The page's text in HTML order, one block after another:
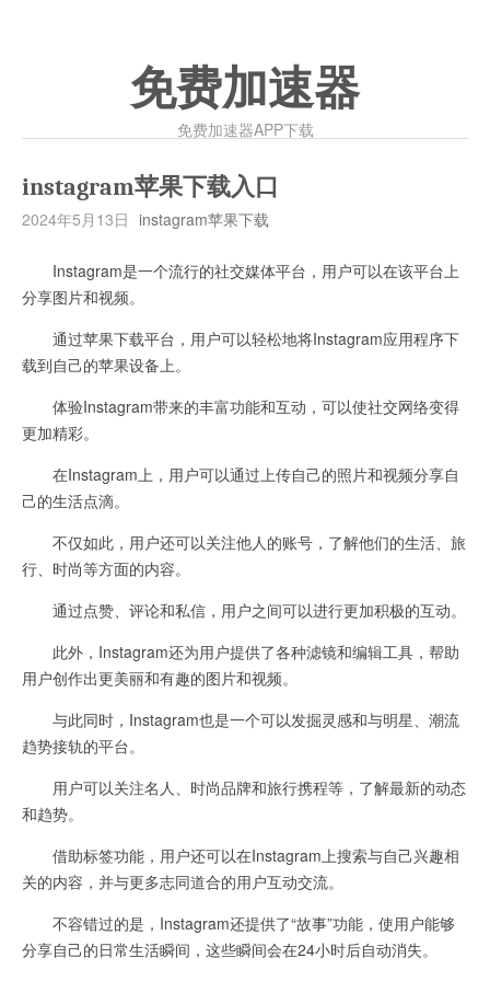
免费加速器
免费加速器APP下载
instagram苹果下载入口
2024年5月13日 instagram苹果下载
Instagram是一个流行的社交媒体平台，用户可以在该平台上
分享图片和视频。
通过苹果下载平台，用户可以轻松地将Instagram应用程序下
载到自己的苹果设备上。
体验Instagram带来的丰富功能和互动，可以使社交网络变得
更加精彩。
在Instagram上，用户可以通过上传自己的照片和视频分享自
己的生活点滴。
不仅如此，用户还可以关注他人的账号，了解他们的生活、旅
行、时尚等方面的内容。
通过点赞、评论和私信，用户之间可以进行更加积极的互动。
此外，Instagram还为用户提供了各种滤镜和编辑工具，帮助
用户创作出更美丽和有趣的图片和视频。
与此同时，Instagram也是一个可以发掘灵感和与明星、潮流
趋势接轨的平台。
用户可以关注名人、时尚品牌和旅行携程等，了解最新的动态
和趋势。
借助标签功能，用户还可以在Instagram上搜索与自己兴趣相
关的内容，并与更多志同道合的用户互动交流。
不容错过的是，Instagram还提供了“故事”功能，使用户能够
分享自己的日常生活瞬间，这些瞬间会在24小时后自动消失。